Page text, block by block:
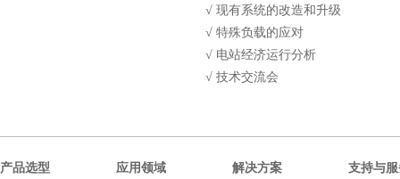
√ 现有系统的改造和升级
√ 特殊负载的应对
√ 电站经济运行分析
√ 技术交流会
产品选型 应用领域 解决方案
支持与